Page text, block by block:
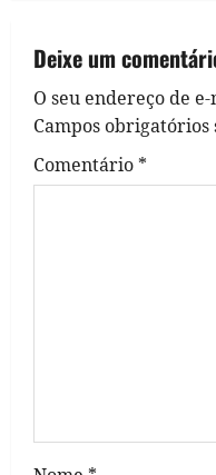
v
i
g
Deixe um
O seu endereço de
Campos obrigatórios
Comentário *